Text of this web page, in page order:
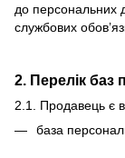
до персональних
службових
2. Перелік баз
2.1. Продавець є
база